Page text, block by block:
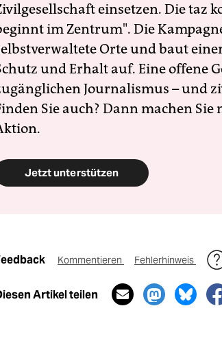
einsetzen. Die taz
im Zentrum". Die
Orte und baut
und Erhalt auf. Eine offene
Journalismus – und
Sie auch? Dann machen
Jetzt unterstützen
Kommentieren Fehlerhinweis
Artikel teilen